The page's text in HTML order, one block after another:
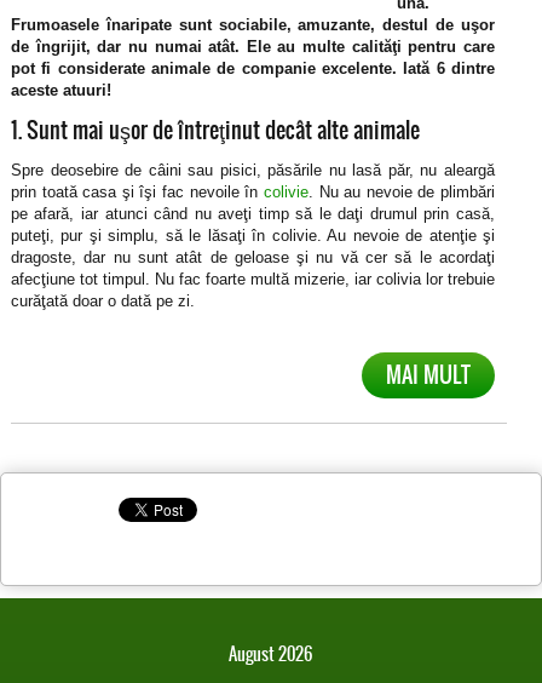
Frumoasele înaripate sunt sociabile, amuzante, destul de uşor
de îngrijit, dar nu numai atât. Ele au multe calităţi pentru care
pot fi considerate animale de companie excelente. Iată 6 dintre
aceste atuuri!
1. Sunt mai uşor de întreţinut decât alte animale
Spre deosebire de câini sau pisici, păsările nu lasă păr, nu aleargă
prin toată casa şi îşi fac nevoile în colivie. Nu au nevoie de plimbări
pe afară, iar atunci când nu aveţi timp să le daţi drumul prin casă,
puteţi, pur şi simplu, să le lăsaţi în colivie. Au nevoie de atenţie şi
dragoste, dar nu sunt atât de geloase şi nu vă cer să le acordaţi
afecţiune tot timpul. Nu fac foarte multă mizerie, iar colivia lor trebuie
curăţată doar o dată pe zi.
MAI MULT
August 2026